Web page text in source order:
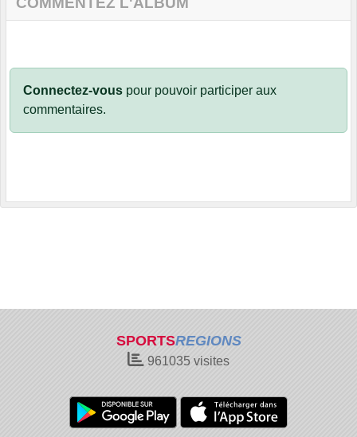
Connectez-vous pour pouvoir participer aux
commentaires.
SPORTSREGIONS
961035 visites